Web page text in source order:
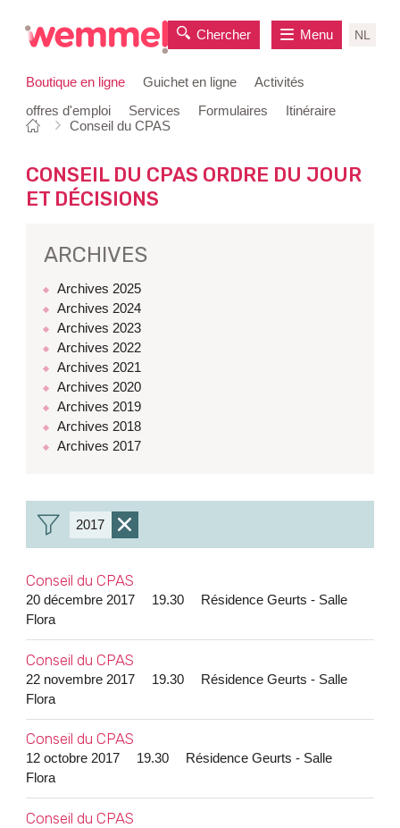
Boutique en ligne Guichet en ligne
Activités
offres d'emploi
Services Formulaires Itinéraire
Chercher NL
Menu
Vous
ici:
Page
départ
Conseil du CPAS
CONSEIL DU CPAS ORDRE DU JOUR
ET DÉCISIONS
ARCHIVES
Archives 2025
Archives 2024
Archives 2023
Archives 2022
Archives 2021
Archives 2020
Archives 2019
Archives 2018
Archives 2017
Enlever
filtre
2017
Conseil du CPAS
20 décembre 2017 19.30
Résidence Geurts - Salle
Flora
Conseil du CPAS
22 novembre 2017 19.30
Résidence Geurts - Salle
Flora
Conseil du CPAS
12 octobre 2017 19.30
Résidence Geurts - Salle
Flora
Conseil du CPAS